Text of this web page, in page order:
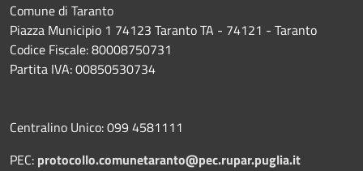
Comune di Taranto
Piazza Municipio 1 74123 Taranto TA - 74121 - Taranto
Codice Fiscale: 80008750731
Partita IVA: 00850530734
Centralino Unico: 099 4581111
PEC: protocollo.comunetaranto@pec.rupar.puglia.it